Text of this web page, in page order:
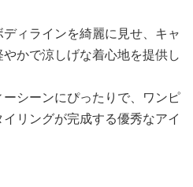
ィラインを綺麗に見せ、キャ
かで涼しげな着心地を提供し
シーンにぴったりで、ワンピ
リングが完成する優秀なアイ